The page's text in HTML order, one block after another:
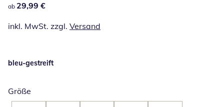
29,99 €
ab 29,99 €
inkl. MwSt. zzgl. Versand
bleu-gestreift
Größe